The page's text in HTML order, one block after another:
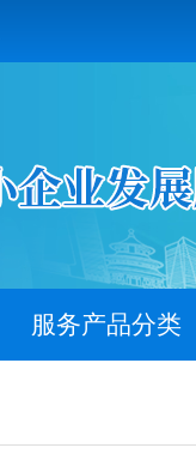
服务产品分类